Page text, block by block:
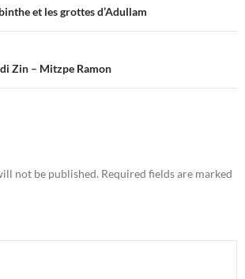
et les grottes d’Adullam
Zin – Mitzpe Ramon
not be published. Required fields are marked